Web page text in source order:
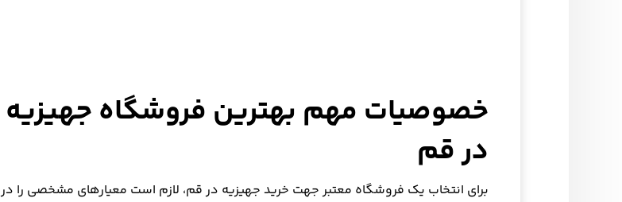
خصوصیات مهم بهترین فروشگاه جهیزیه
در قم
برای انتخاب یک فروشگاه معتبر جهت خرید جهیزیه در قم، لازم است معیارهای مشخصی را در